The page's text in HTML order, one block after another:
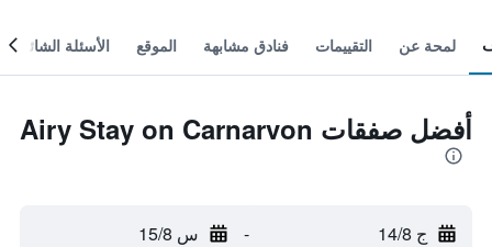
لمحة عن التقييمات فنادق مشابهة الموقع الأسئلة الشائعة
أفضل صفقات Airy Stay on Carnarvon
ج 14/8 - س 15/8